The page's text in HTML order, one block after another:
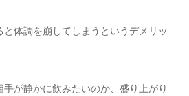
と体調を崩してしまうというデメリッ
が静かに飲みたいのか、盛り上がり